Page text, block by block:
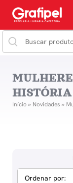
Início» Novidades »